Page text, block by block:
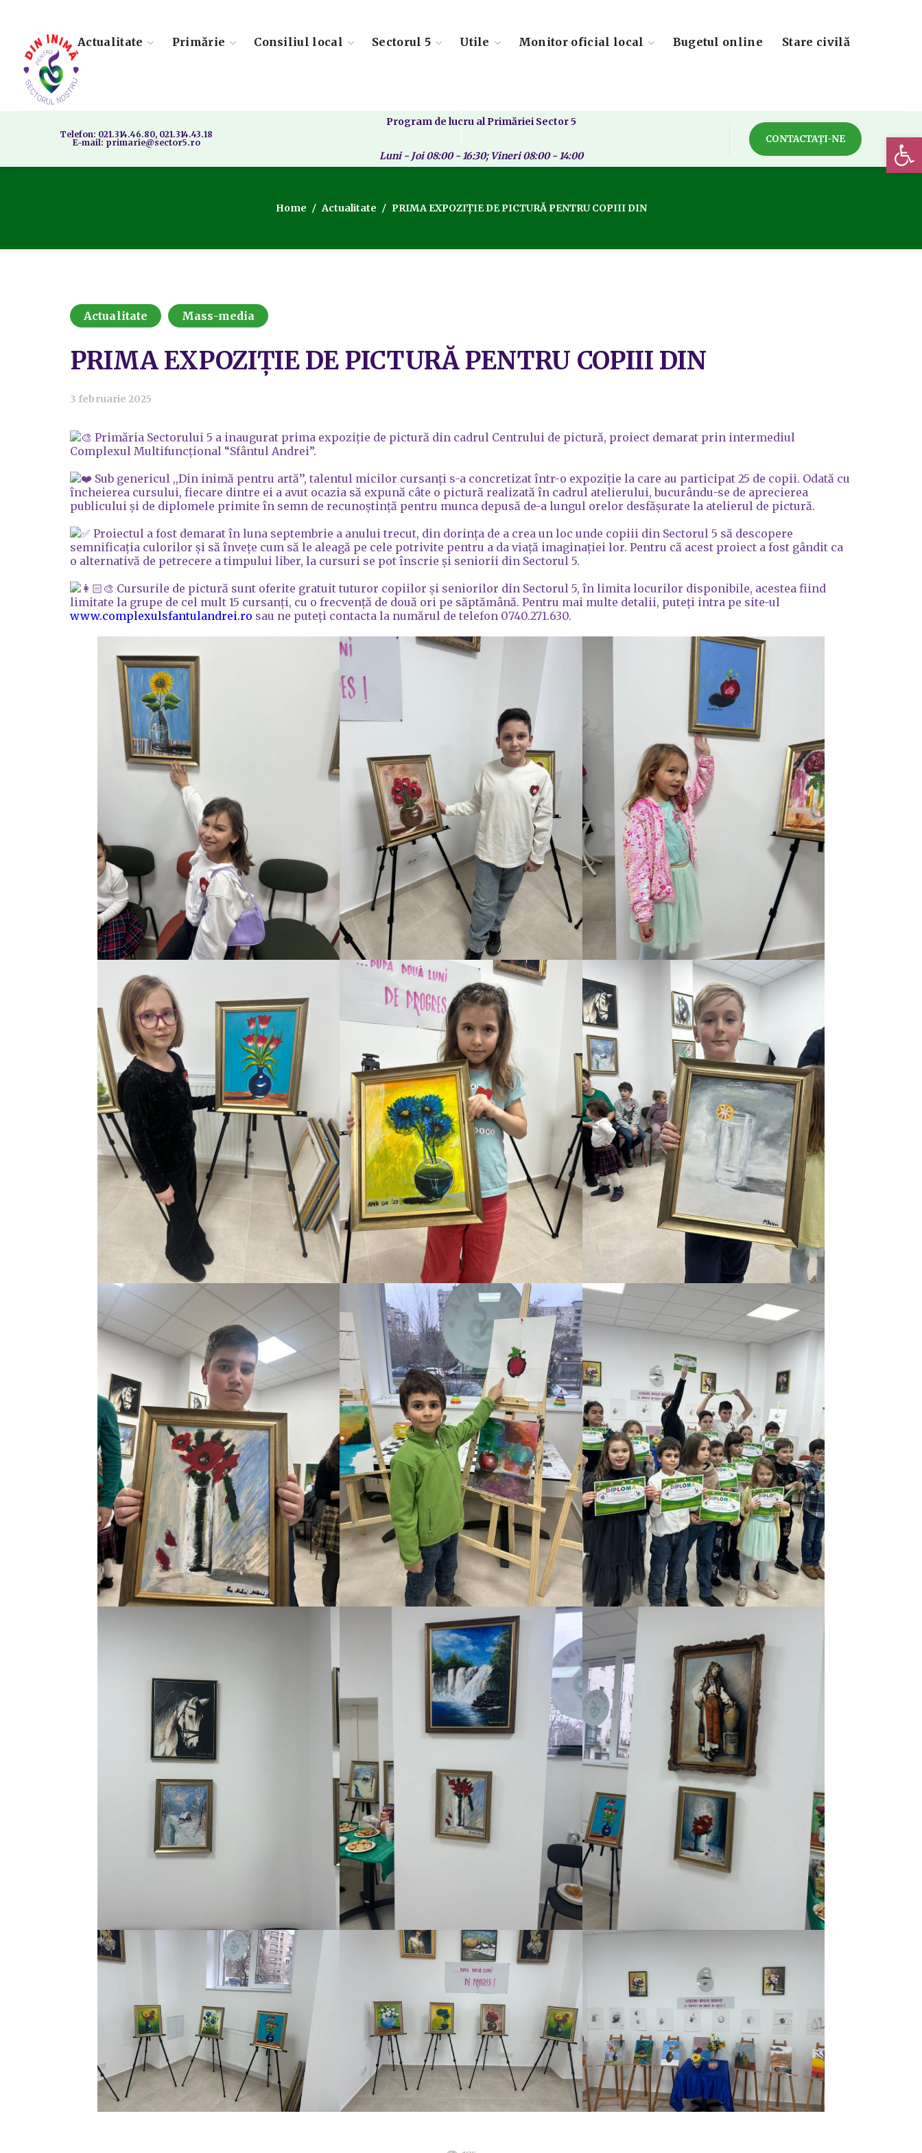
Actualitate Primărie Consiliul local Sectorul 5 Utile Monitor oficial local Bugetul online Stare civilă
Telefon: 021.314.46.80, 021.314.43.18
E-mail: primarie@sector5.ro
Program de lucru al Primăriei Sector 5
Luni - Joi 08:00 - 16:30; Vineri 08:00 - 14:00
CONTACTAȚI-NE
Home Actualitate PRIMA EXPOZIȚIE DE PICTURĂ PENTRU COPIII DIN
Actualitate Mass-media
PRIMA EXPOZIȚIE DE PICTURĂ PENTRU COPIII DIN
3 februarie 2025
Primăria Sectorului 5 a inaugurat prima expoziție de pictură din cadrul Centrului de pictură, proiect demarat prin intermediul
Complexul Multifuncțional “Sfântul Andrei”.
Sub genericul ,,Din inimă pentru artă’’, talentul micilor cursanți s-a concretizat într-o expoziție la care au participat 25 de copii. Odată cu
încheierea cursului, fiecare dintre ei a avut ocazia să expună câte o pictură realizată în cadrul atelierului, bucurându-se de aprecierea
publicului și de diplomele primite în semn de recunoștință pentru munca depusă de-a lungul orelor desfășurate la atelierul de pictură.
Proiectul a fost demarat în luna septembrie a anului trecut, din dorința de a crea un loc unde copiii din Sectorul 5 să descopere
semnificația culorilor și să învețe cum să le aleagă pe cele potrivite pentru a da viață imaginației lor. Pentru că acest proiect a fost gândit ca
o alternativă de petrecere a timpului liber, la cursuri se pot înscrie și seniorii din Sectorul 5.
Cursurile de pictură sunt oferite gratuit tuturor copiilor și seniorilor din Sectorul 5, în limita locurilor disponibile, acestea fiind
limitate la grupe de cel mult 15 cursanți, cu o frecvență de două ori pe săptămână. Pentru mai multe detalii, puteți intra pe site-ul
www.complexulsfantulandrei.ro sau ne puteți contacta la numărul de telefon 0740.271.630.